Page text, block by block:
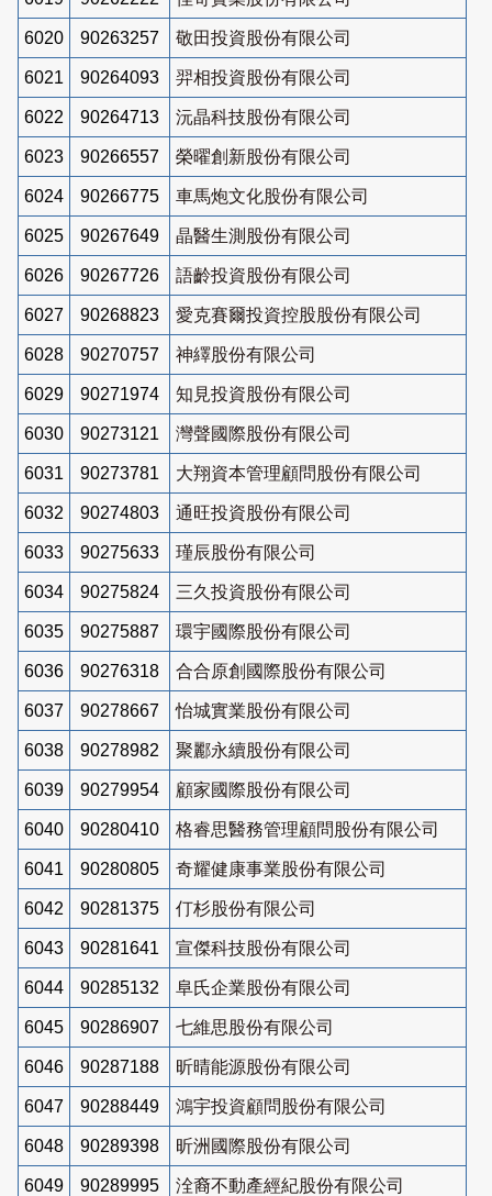
6020 90263257 敬田投資股份有限公司
6021 90264093 羿相投資股份有限公司
6022 90264713 沅晶科技股份有限公司
6023 90266557 榮曜創新股份有限公司
6024 90266775 車馬炮文化股份有限公司
6025 90267649 晶醫生測股份有限公司
6026 90267726 語齡投資股份有限公司
6027 90268823 愛克賽爾投資控股股份有限公司
6028 90270757 神繹股份有限公司
6029 90271974 知見投資股份有限公司
6030 90273121 灣聲國際股份有限公司
6031 90273781 大翔資本管理顧問股份有限公司
6032 90274803 通旺投資股份有限公司
6033 90275633 瑾辰股份有限公司
6034 90275824 三久投資股份有限公司
6035 90275887 環宇國際股份有限公司
6036 90276318 合合原創國際股份有限公司
6037 90278667 怡城實業股份有限公司
6038 90278982 聚酈永續股份有限公司
6039 90279954 顧家國際股份有限公司
6040 90280410 格睿思醫務管理顧問股份有限公司
6041 90280805 奇耀健康事業股份有限公司
6042 90281375 仃杉股份有限公司
6043 90281641 宣傑科技股份有限公司
6044 90285132 阜氏企業股份有限公司
6045 90286907 七維思股份有限公司
6046 90287188 昕晴能源股份有限公司
6047 90288449 鴻宇投資顧問股份有限公司
6048 90289398 昕洲國際股份有限公司
6049 90289995 洤裔不動產經紀股份有限公司